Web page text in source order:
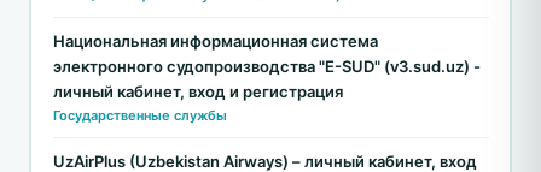
Национальная информационная система
электронного судопроизводства "E-SUD" (v3.sud.uz) -
личный кабинет, вход и регистрация
Государственные службы
UzAirPlus (Uzbekistan Airways) – личный кабинет, вход